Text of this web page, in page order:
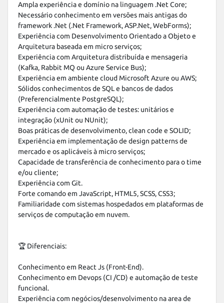
Ampla experiência e domínio na linguagem .Net Core;
Necessário conhecimento em versões mais antigas do
framework .Net (.Net Framework, ASP.Net, WebForms);
Experiência com Desenvolvimento Orientado a Objeto e
Arquitetura baseada em micro serviços;
Experiência com Arquitetura distribuída e mensageria
(Kafka, Rabbit MQ ou Azure Service Bus);
Experiência em ambiente cloud Microsoft Azure ou AWS;
Sólidos conhecimentos de SQL e bancos de dados
(Preferencialmente PostgreSQL);
Experiência com automação de testes: unitários e
integração (xUnit ou NUnit);
Boas práticas de desenvolvimento, clean code e SOLID;
Experiência em implementação de design patterns de
mercado e os aplicáveis à micro serviços;
Capacidade de transferência de conhecimento para o time
e/ou cliente;
Experiência com Git.
Forte comando em JavaScript, HTML5, SCSS, CSS3;
Familiaridade com sistemas hospedados em plataformas de
serviços de computação em nuvem.
🏆 Diferenciais:
Conhecimento em React Js (Front-End).
Conhecimento em Devops (CI /CD) e automação de teste
funcional.
Experiência com negócios/desenvolvimento na area de